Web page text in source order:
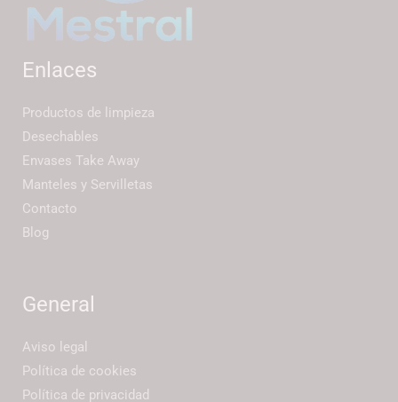
Enlaces
Productos de limpieza
Desechables
Envases Take Away
Manteles y Servilletas
Contacto
Blog
General
Aviso legal
Política de cookies
Política de privacidad